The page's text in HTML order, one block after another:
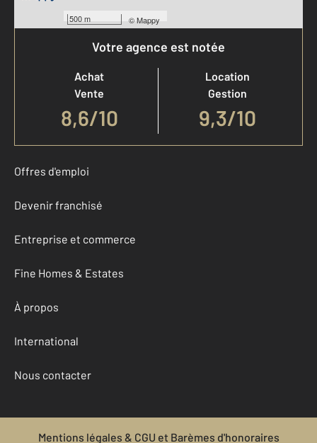
500 m ©Mappy
Votre agence est notée
Achat
Vente
8,6/10
Location
Gestion
9,3/10
Offres d'emploi
Devenir franchisé
Entreprise et commerce
Fine Homes & Estates
À propos
International
Nous contacter
Mentions légales & CGU et Barèmes d'honoraires